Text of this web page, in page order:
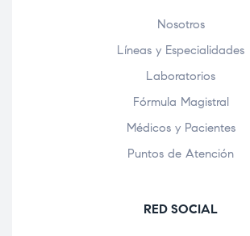
Nosotros
Líneas y Especialidades
Laboratorios
Fórmula Magistral
Médicos y Pacientes
Puntos de Atención
RED SOCIAL